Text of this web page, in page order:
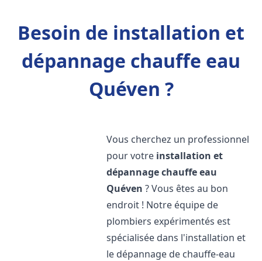
Besoin de installation et
dépannage chauffe eau
Quéven ?
Vous cherchez un professionnel
pour votre installation et
dépannage chauffe eau
Quéven ? Vous êtes au bon
endroit ! Notre équipe de
plombiers expérimentés est
spécialisée dans l'installation et
le dépannage de chauffe-eau